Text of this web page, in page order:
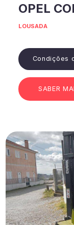
OPEL
LOUSADA
Condições
SABER